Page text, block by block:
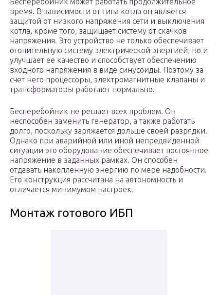
время. В зависимости от типа котла он является
защитой от низкого напряжения сети и выключения
котла, кроме того, защищает систему от скачков
напряжения. Это устройство не только обеспечивает
отопительную систему электрической энергией, но и
улучшает ее качество и способствует обеспечению
входного напряжения в виде синусоиды. Поэтому за
счет него процессоры, электромагнитные клапаны и
трансформаторы работают нормально.
Бесперебойник не решает всех проблем. Он
неспособен заменить генератор, а также работать
долго, поскольку заряжается дольше своей разрядки.
Однако при аварийной или иной непредвиденной
ситуации это оборудование обеспечивает постоянное
напряжение в заданных рамках. Он способен
отдавать накопленную энергию по мере надобности.
Его конструкция рассчитана на автономность и
отличается минимумом настроек.
Монтаж готового ИБП